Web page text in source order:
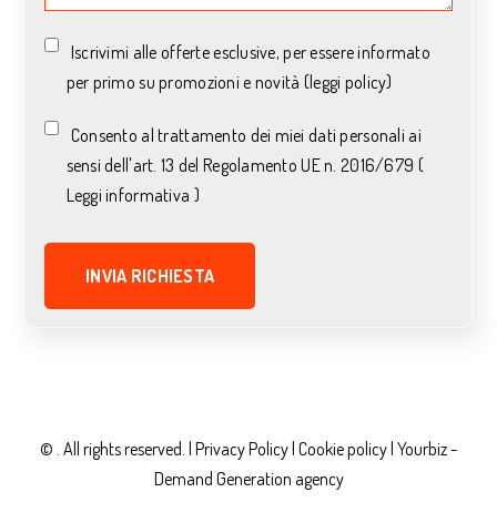
Iscrivimi alle offerte esclusive, per essere informato
per primo su promozioni e novità (leggi policy)
Consento al trattamento dei miei dati personali ai
sensi dell'art. 13 del Regolamento UE n. 2016/679 (
Leggi informativa )
© . All rights reserved. | Privacy Policy | Cookie policy | Yourbiz -
Demand Generation agency